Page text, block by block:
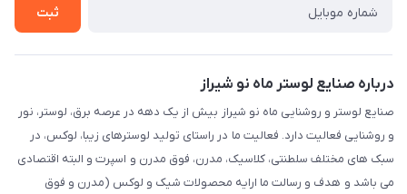
ثبت
درباره صنایع لوستر ماه نو شیراز
صنایع لوستر و روشنایی ماه نو شیراز بیش از یک دهه در عرصه برق، لوستر، نور
و روشنایی فعالیت دارد. فعالیت ما در راستای تولید لوسترهای زیبا، لوکس، در
سبک های مختلف سلطنتی، کلاسیک، مدرن، فوق مدرن و اسپرت و البته اقتصادی
می باشد و هدف و رسالت ما ارایه محصولات شیک و لوکس (مدرن و فوق